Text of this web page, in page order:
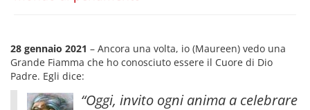
28 gennaio 2021 – Ancora una volta, io (Maureen) vedo una
Grande Fiamma che ho conosciuto essere il Cuore di Dio
Padre. Egli dice:
“Oggi, invito ogni anima a celebrare